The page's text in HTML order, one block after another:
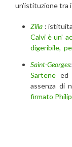
un’istituzione tra
Zilia :
Calvi è un’
digeribile,
Saint-Georges
Sartene ed
assenza di
firmato